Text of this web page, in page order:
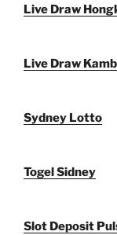
Live Draw
Live Draw
Sydney Lotto
Togel Sidney
Slot Deposit